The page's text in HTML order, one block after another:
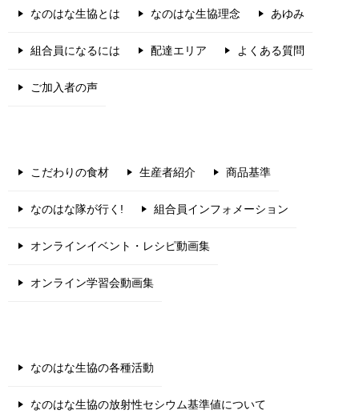
なのはな生協とは なのはな生協理念 あゆみ
組合員になるには 配達エリア よくある質問
ご加入者の声
こだわりの食材 生産者紹介 商品基準
なのはな隊が行く! 組合員インフォメーション
オンラインイベント・レシピ動画集
オンライン学習会動画集
なのはな生協の各種活動
なのはな生協の放射性セシウム基準値について